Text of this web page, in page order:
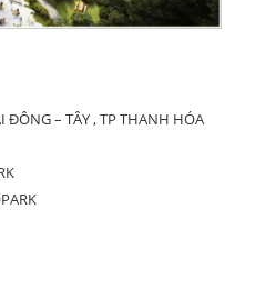
ĐÔNG – TÂY , TP THANH HÓA